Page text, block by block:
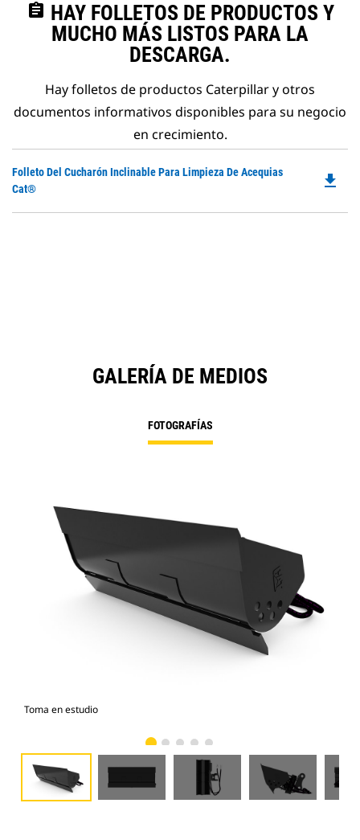
assignment HAY FOLLETOS DE PRODUCTOS Y
MUCHO MÁS LISTOS PARA LA
DESCARGA.
Hay folletos de productos Caterpillar y otros
documentos informativos disponibles para su negocio
en crecimiento.
Folleto Del Cucharón Inclinable Para Limpieza De Acequias
Cat®
file_download
GALERÍA DE MEDIOS
FOTOGRAFÍAS
Toma en estudio